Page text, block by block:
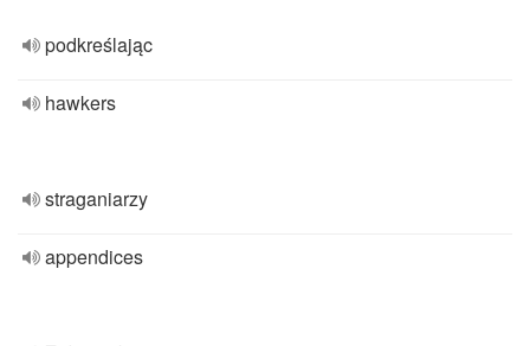
podkreślając
hawkers
straganiarzy
appendices